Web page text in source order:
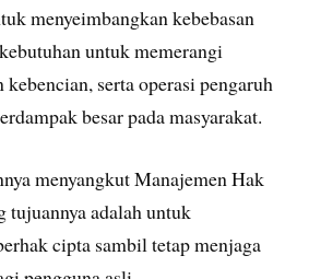
menyeimbangkan kebebasan
untuk memerangi
serta operasi pengaruh
besar pada masyarakat.
menyangkut Manajemen Hak
adalah untuk
cipta sambil tetap menjaga